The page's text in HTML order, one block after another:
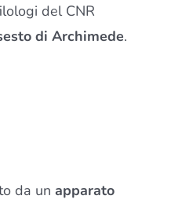
del CNR
di Archimede.
da un apparato